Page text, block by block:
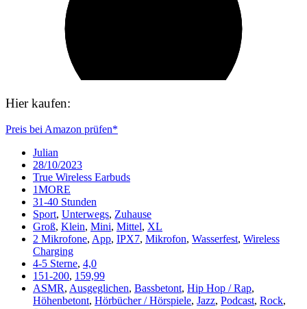
Hier kaufen:
Preis bei Amazon prüfen*
Julian
28/10/2023
True Wireless Earbuds
1MORE
31-40 Stunden
Sport, Unterwegs, Zuhause
Groß, Klein, Mini, Mittel, XL
2 Mikrofone, App, IPX7, Mikrofon, Wasserfest, Wireless
Charging
4-5 Sterne, 4,0
151-200, 159,99
ASMR, Ausgeglichen, Bassbetont, Hip Hop / Rap,
Höhenbetont, Hörbücher / Hörspiele, Jazz, Podcast, Rock,